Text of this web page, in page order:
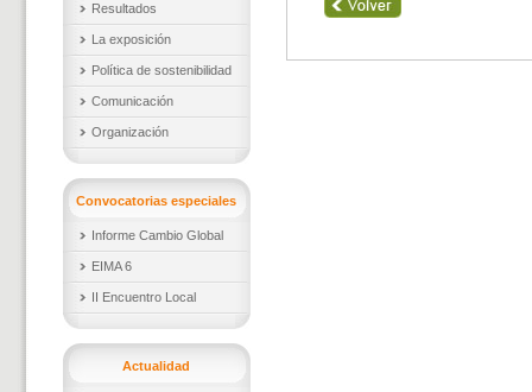
Resultados
La exposición
Política de sostenibilidad
Comunicación
Organización
Convocatorias especiales
Informe Cambio Global
EIMA 6
II Encuentro Local
Actualidad